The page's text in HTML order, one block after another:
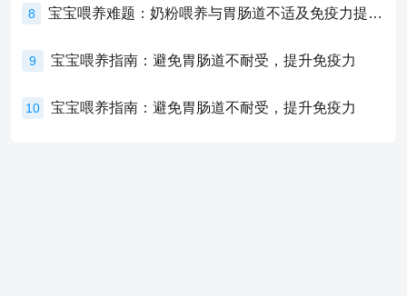
8 宝宝喂养难题：奶粉喂养与胃肠道不适及免疫力提升的奥秘
9 宝宝喂养指南：避免胃肠道不耐受，提升免疫力
10 宝宝喂养指南：避免胃肠道不耐受，提升免疫力